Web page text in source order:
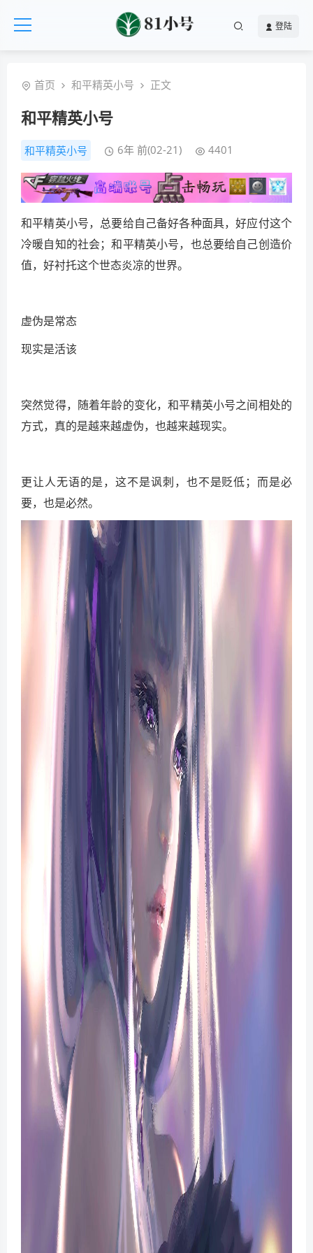
登陆
首页 和平精英小号 正文
和平精英小号
和平精英小号 6年 前(02-21) 4401
和平精英小号，总要给自己备好各种面具，好应付这个
冷暖自知的社会；和平精英小号，也总要给自己创造价
值，好衬托这个世态炎凉的世界。
虚伪是常态
现实是活该
突然觉得，随着年龄的变化，和平精英小号之间相处的
方式，真的是越来越虚伪，也越来越现实。
更让人无语的是，这不是讽刺，也不是贬低；而是必
要，也是必然。